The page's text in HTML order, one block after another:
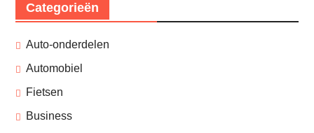
Categorieën
Auto-onderdelen
Automobiel
Fietsen
Business